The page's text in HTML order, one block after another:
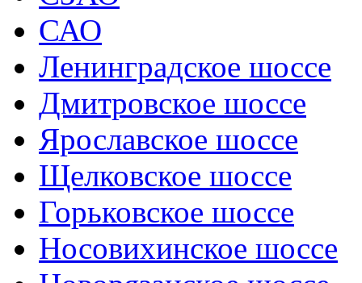
САО
Ленинградское шоссе
Дмитровское шоссе
Ярославское шоссе
Щелковское шоссе
Горьковское шоссе
Носовихинское шоссе